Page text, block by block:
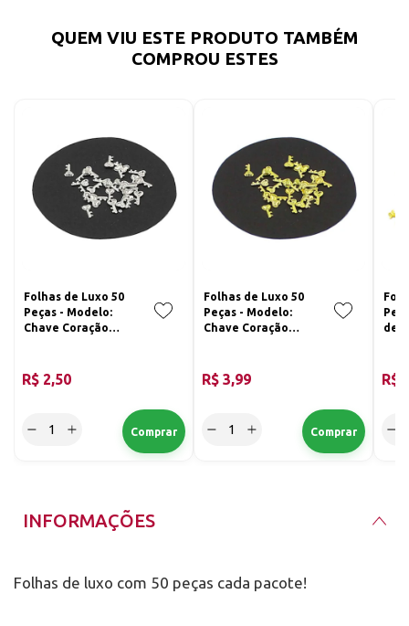
QUEM VIU ESTE PRODUTO TAMBÉM
COMPROU ESTES
Folhas de Luxo 50
Peças - Modelo:
Chave Coração
R$ 2,50
Folhas de Luxo 50
Peças - Modelo:
Chave Coração
R$ 3,99
de
R$
INFORMAÇÕES
Folhas de luxo com 50 peças cada pacote!